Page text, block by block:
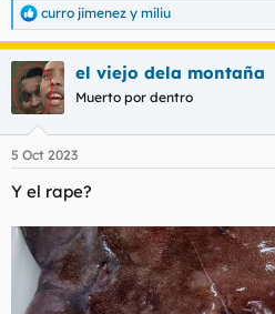
R
e
c
c
i
e
curro jimenez y miliu
el viejo dela montaña
Muerto por dentro
5 Oct 2023
Y el rape?